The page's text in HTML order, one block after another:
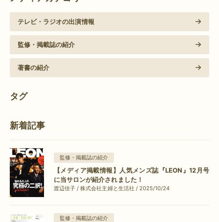
テレビ・ラジオの出演情報
監修・掲載誌の紹介
著書の紹介
タグ
新着記事
監修・掲載誌の紹介
【メディア掲載情報】人気メンズ誌『LEON』12月号
に当サロンが紹介されました！
渡辺佳子 / 株式会社主婦と生活社 / 2025/10/24
監修・掲載誌の紹介